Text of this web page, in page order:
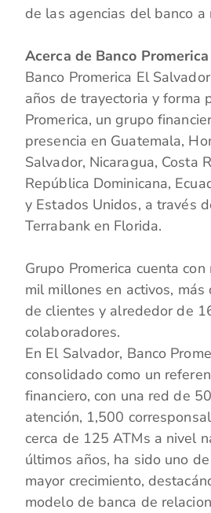
de las agencias del banco a
Acerca de Banco Promerica
Banco Promerica El
años de trayectoria y forma
Promerica, un grupo
presencia en Guatemala,
Salvador, Nicaragua, Costa
República Dominicana,
y Estados Unidos, a través
Terrabank en Florida.
Grupo Promerica cuenta
mil millones en activos,
de clientes y alrededor de
colaboradores.
En El Salvador, Banco
consolidado como un
financiero, con una red de
atención, 1,500
cerca de 125 ATMs a nivel
últimos años, ha sido uno
mayor crecimiento,
modelo de banca de